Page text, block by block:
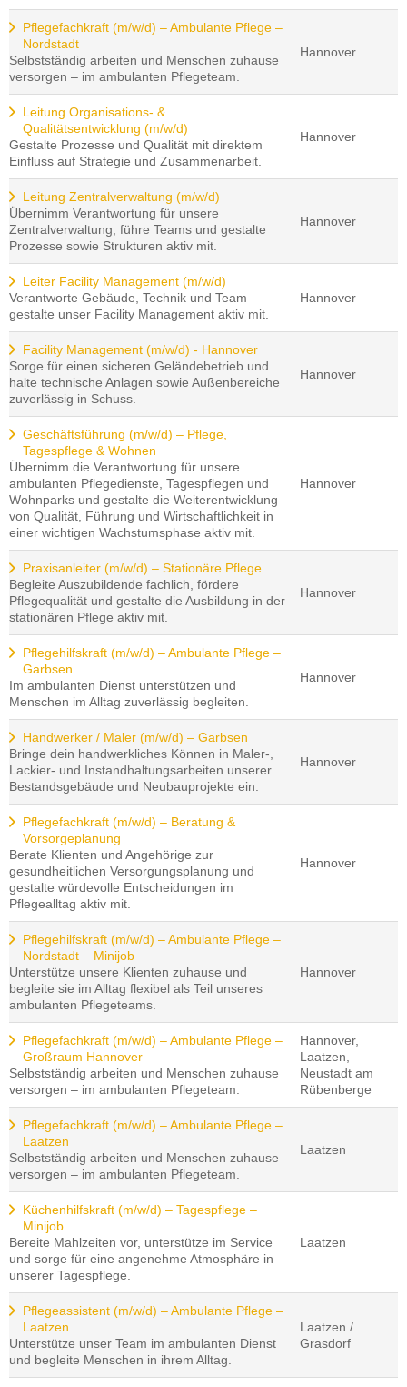
Pflegefachkraft (m/w/d) – Ambulante Pflege –
Nordstadt
Selbstständig arbeiten und Menschen zuhause
versorgen – im ambulanten Pflegeteam.
Hannover
Leitung Organisations- &
Qualitätsentwicklung (m/w/d)
Gestalte Prozesse und Qualität mit direktem
Einfluss auf Strategie und Zusammenarbeit.
Hannover
Leitung Zentralverwaltung (m/w/d)
Übernimm Verantwortung für unsere
Zentralverwaltung, führe Teams und gestalte
Prozesse sowie Strukturen aktiv mit.
Hannover
Leiter Facility Management (m/w/d)
Verantworte Gebäude, Technik und Team –
gestalte unser Facility Management aktiv mit.
Hannover
Facility Management (m/w/d) - Hannover
Sorge für einen sicheren Geländebetrieb und
halte technische Anlagen sowie Außenbereiche
zuverlässig in Schuss.
Hannover
Geschäftsführung (m/w/d) – Pflege,
Tagespflege & Wohnen
Übernimm die Verantwortung für unsere
ambulanten Pflegedienste, Tagespflegen und
Wohnparks und gestalte die Weiterentwicklung
von Qualität, Führung und Wirtschaftlichkeit in
einer wichtigen Wachstumsphase aktiv mit.
Hannover
Praxisanleiter (m/w/d) – Stationäre Pflege
Begleite Auszubildende fachlich, fördere
Pflegequalität und gestalte die Ausbildung in der
stationären Pflege aktiv mit.
Hannover
Pflegehilfskraft (m/w/d) – Ambulante Pflege –
Garbsen
Im ambulanten Dienst unterstützen und
Menschen im Alltag zuverlässig begleiten.
Hannover
Handwerker / Maler (m/w/d) – Garbsen
Bringe dein handwerkliches Können in Maler-,
Lackier- und Instandhaltungsarbeiten unserer
Bestandsgebäude und Neubauprojekte ein.
Hannover
Pflegefachkraft (m/w/d) – Beratung &
Vorsorgeplanung
Berate Klienten und Angehörige zur
gesundheitlichen Versorgungsplanung und
gestalte würdevolle Entscheidungen im
Pflegealltag aktiv mit.
Hannover
Pflegehilfskraft (m/w/d) – Ambulante Pflege –
Nordstadt – Minijob
Unterstütze unsere Klienten zuhause und
begleite sie im Alltag flexibel als Teil unseres
ambulanten Pflegeteams.
Hannover
Pflegefachkraft (m/w/d) – Ambulante Pflege –
Großraum Hannover
Selbstständig arbeiten und Menschen zuhause
versorgen – im ambulanten Pflegeteam.
Hannover,
Laatzen,
Neustadt am
Rübenberge
Pflegefachkraft (m/w/d) – Ambulante Pflege –
Laatzen
Selbstständig arbeiten und Menschen zuhause
versorgen – im ambulanten Pflegeteam.
Laatzen
Küchenhilfskraft (m/w/d) – Tagespflege –
Minijob
Bereite Mahlzeiten vor, unterstütze im Service
und sorge für eine angenehme Atmosphäre in
unserer Tagespflege.
Laatzen
Pflegeassistent (m/w/d) – Ambulante Pflege –
Laatzen
Unterstütze unser Team im ambulanten Dienst
und begleite Menschen in ihrem Alltag.
Laatzen /
Grasdorf